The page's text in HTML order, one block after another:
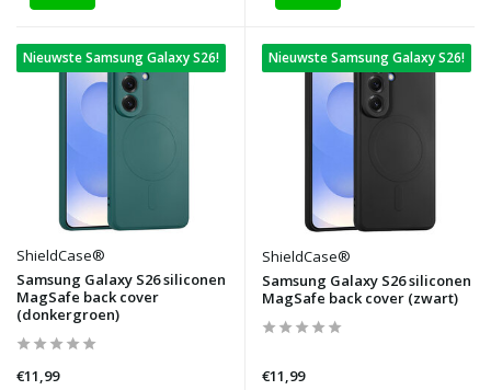
Nieuwste Samsung Galaxy S26!
ShieldCase®
Samsung Galaxy S26 siliconen
MagSafe back cover
(donkergroen)
€11,99
Nieuwste Samsung Galaxy S26!
ShieldCase®
Samsung Galaxy S26 siliconen
MagSafe back cover (zwart)
€11,99